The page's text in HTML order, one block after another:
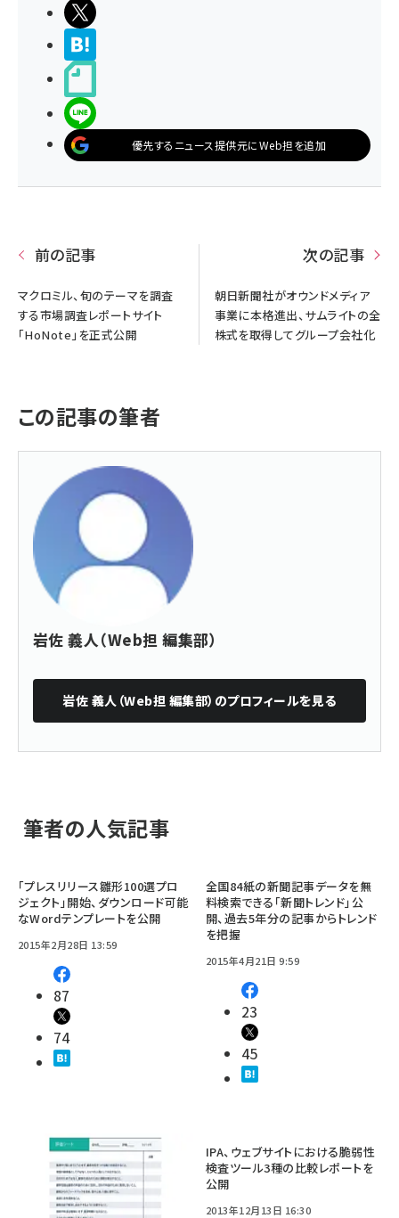
優先するニュース提供元にWeb担を追加
前の記事
マクロミル、旬のテーマを調査
する市場調査レポートサイト
「HoNote」を正式公開
次の記事
朝日新聞社がオウンドメディア
事業に本格進出、サムライトの全
株式を取得してグループ会社化
この記事の筆者
岩佐 義人（Web担 編集部）
岩佐 義人（Web担 編集部） のプロフィールを見る
筆者の人気記事
「プレスリリース雛形100選プロ
ジェクト」開始、ダウンロード可能
なWordテンプレートを公開
2015年2月28日 13:59
87
74
全国84紙の新聞記事データを無
料検索できる「新聞トレンド」公
開、過去5年分の記事からトレンド
を把握
2015年4月21日 9:59
23
45
IPA、ウェブサイトにおける脆弱性
検査ツール3種の比較レポートを
公開
2013年12月13日 16:30